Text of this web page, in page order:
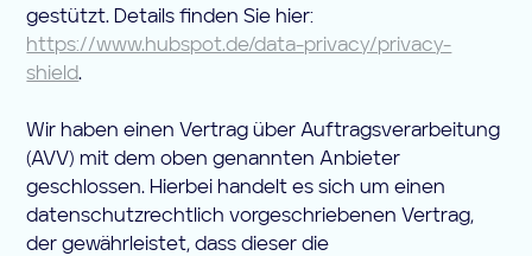
gestützt. Details finden Sie hier:
https://www.hubspot.de/data-privacy/privacy-
shield.
Wir haben einen Vertrag über Auftragsverarbeitung
(AVV) mit dem oben genannten Anbieter
geschlossen. Hierbei handelt es sich um einen
datenschutzrechtlich vorgeschriebenen Vertrag,
der gewährleistet, dass dieser die